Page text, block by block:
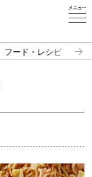
フード・レシピ